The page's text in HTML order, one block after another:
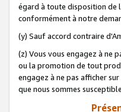
égard à toute disposition de
conformément à notre
(y) Sauf accord contraire
(z) Vous vous engagez à ne
ou la promotion de tout
engagez à ne pas afficher
que nous sommes